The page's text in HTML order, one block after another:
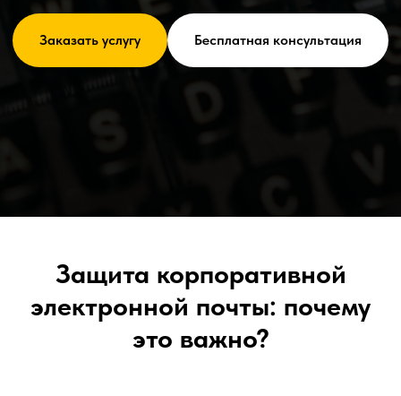
Заказать услугу Бесплатная консультация
Защита корпоративной
электронной почты: почему
это важно?